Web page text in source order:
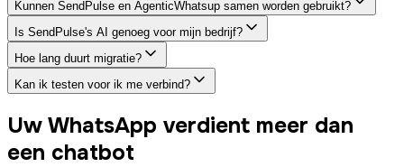
Kunnen SendPulse en AgenticWhatsup samen worden gebruikt?
Is SendPulse's AI genoeg voor mijn bedrijf?
Hoe lang duurt migratie?
Kan ik testen voor ik me verbind?
Uw WhatsApp verdient meer dan
een chatbot